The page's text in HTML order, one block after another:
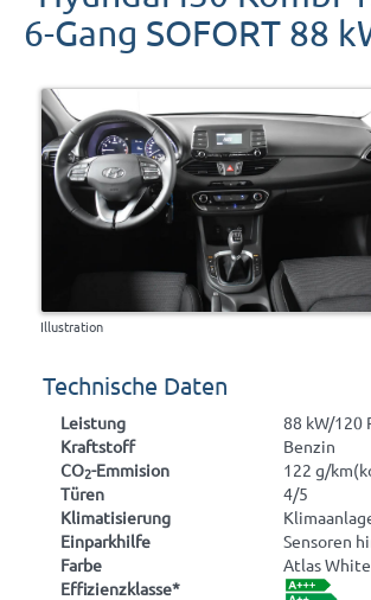
6-Gang SOFORT 88
Illustration
Technische Daten
Leistung
88 kW/120
Kraftstoff
Benzin
CO2-Emmision
122 g/
Türen
4/5
Klimatisierung
Einparkhilfe
Sensoren
Farbe
Atlas White
Effizienzklasse*